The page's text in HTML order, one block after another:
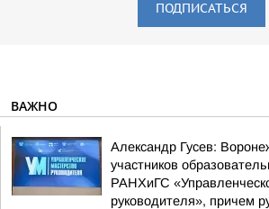
ПОДПИСАТЬСЯ
ВАЖНО
Александр Гусев:
участников
РАНХиГС
руководителя», причем